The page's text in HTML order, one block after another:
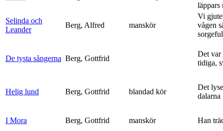
läppars
Selinda och
Leander
Berg, Alfred manskör
Vi
vågen
De tysta sångerna Berg, Gottfrid
Det var
tidiga,
Helig lund Berg, Gottfrid blandad kör
Det
dalarna
I Mora Berg, Gottfrid manskör Han